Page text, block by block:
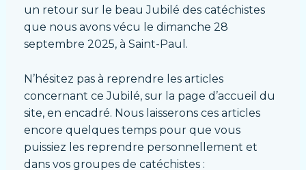
un retour sur le beau Jubilé des catéchistes
que nous avons vécu le dimanche 28
septembre 2025, à Saint-Paul.
N’hésitez pas à reprendre les articles
concernant ce Jubilé, sur la page d’accueil du
site, en encadré. Nous laisserons ces articles
encore quelques temps pour que vous
puissiez les reprendre personnellement et
dans vos groupes de catéchistes :